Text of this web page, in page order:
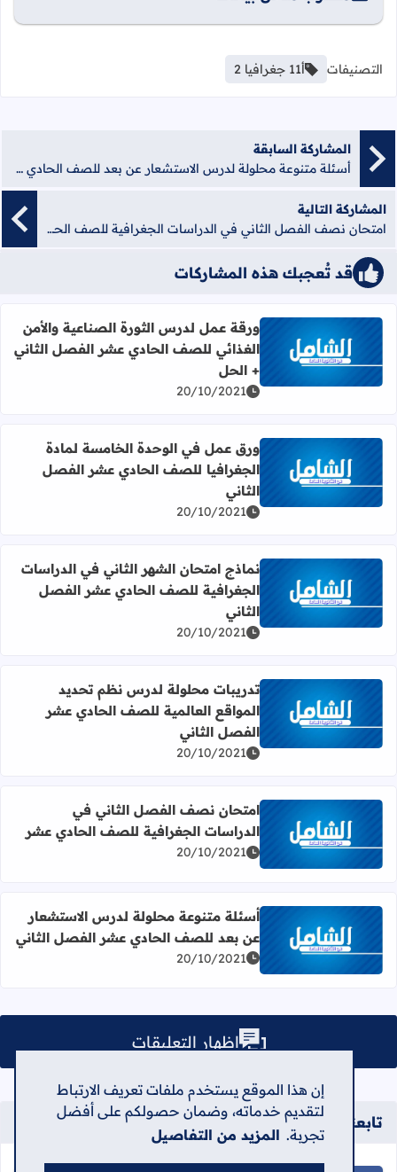
إن هذا الموقع يستخدم ملفات تعريف الارتباط
لتقديم خدماته، وضمان حصولكم على أفضل
تجربة. المزيد من التفاصيل
التصنيفات أ11 جغرافيا 2
المشاركة السابقة
أسئلة متنوعة محلولة لدرس الاستشعار عن بعد للصف الحادي عشر الفصل الثاني
المشاركة التالية
امتحان نصف الفصل الثاني في الدراسات الجغرافية للصف الحادي عشر
قد تُعجبك هذه المشاركات
اقرأ المزيد عن ورقة عمل لدرس الثورة الصناعية والأمن
ورقة عمل لدرس الثورة الصناعية والأمن
الغذائي للصف الحادي عشر الفصل الثاني
+ الحل
20/10/2021
اقرأ المزيد عن ورق عمل في الوحدة الخامسة لمادة
ورق عمل في الوحدة الخامسة لمادة
الجغرافيا للصف الحادي عشر الفصل
الثاني
20/10/2021
اقرأ المزيد عن نماذج امتحان الشهر الثاني في الدراسات
نماذج امتحان الشهر الثاني في الدراسات
الجغرافية للصف الحادي عشر الفصل
الثاني
20/10/2021
اقرأ المزيد عن تدريبات محلولة لدرس نظم تحديد المواقع
تدريبات محلولة لدرس نظم تحديد
المواقع العالمية للصف الحادي عشر
الفصل الثاني
20/10/2021
اقرأ المزيد عن امتحان نصف الفصل الثاني في الدراسات
امتحان نصف الفصل الثاني في
الدراسات الجغرافية للصف الحادي عشر
20/10/2021
اقرأ المزيد عن أسئلة متنوعة محلولة لدرس الاستشعار عن
أسئلة متنوعة محلولة لدرس الاستشعار
عن بعد للصف الحادي عشر الفصل الثاني
20/10/2021
إظهار التعليقات
تابعنا على